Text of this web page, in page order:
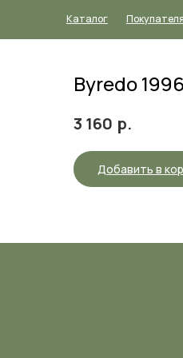
Покупателям
Каталог
Byredo
3 160 р.
Добавить в